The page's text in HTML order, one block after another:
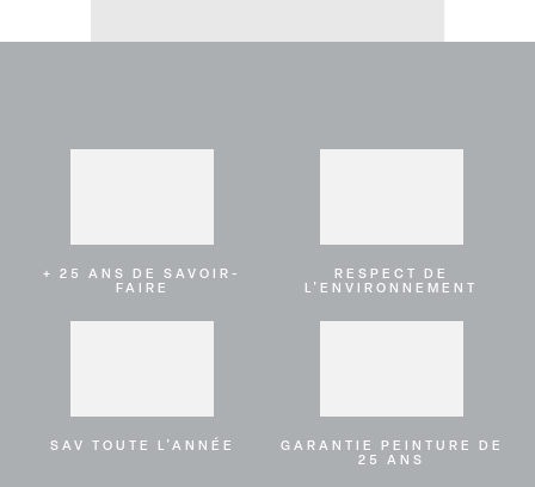
+ 25 ANS DE SAVOIR-
FAIRE
RESPECT DE
L'ENVIRONNEMENT
SAV TOUTE L'ANNÉE
GARANTIE PEINTURE DE
25 ANS